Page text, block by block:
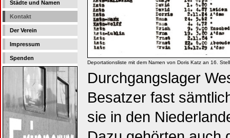
Städte und Namen
Kontakt
Der Verein
Impressum
Spenden
Deportationsliste mit dem Namen von Doris Katz an 16.
Durchgangslager
Besatzer fast
sie in den